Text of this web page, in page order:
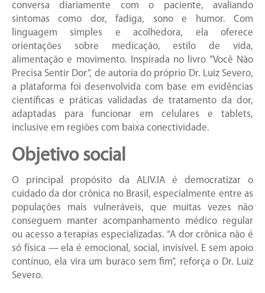
conversa diariamente com o paciente, avaliando
sintomas como dor, fadiga, sono e humor. Com
linguagem simples e acolhedora, ela oferece
orientações sobre medicação, estilo de vida,
alimentação e movimento. Inspirada no livro “Você Não
Precisa Sentir Dor”, de autoria do próprio Dr. Luiz Severo,
a plataforma foi desenvolvida com base em evidências
científicas e práticas validadas de tratamento da dor,
adaptadas para funcionar em celulares e tablets,
inclusive em regiões com baixa conectividade.
Objetivo social
O principal propósito da ALIV.IA é democratizar o
cuidado da dor crônica no Brasil, especialmente entre as
populações mais vulneráveis, que muitas vezes não
conseguem manter acompanhamento médico regular
ou acesso a terapias especializadas. “A dor crônica não é
só física — ela é emocional, social, invisível. E sem apoio
contínuo, ela vira um buraco sem fim”, reforça o Dr. Luiz
Severo.